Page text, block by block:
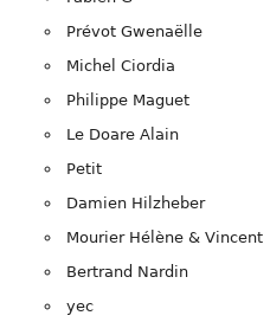
Prévot Gwenaëlle
Michel Ciordia
Philippe Maguet
Le Doare Alain
Petit
Damien Hilzheber
Mourier Hélène & Vincent
Bertrand Nardin
yec